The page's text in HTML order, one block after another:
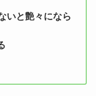
いと艶々になら